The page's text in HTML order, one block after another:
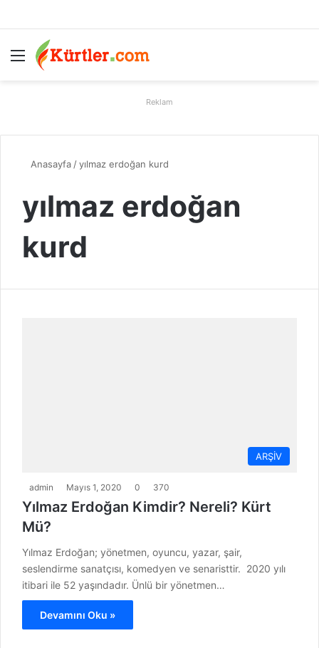
Menü
Reklam
Anasayfa /yılmaz erdoğan kurd
yılmaz erdoğan
kurd
ARŞİV
admin Mayıs 1, 2020 0 370
Yılmaz Erdoğan Kimdir? Nereli? Kürt
Mü?
Yılmaz Erdoğan; yönetmen, oyuncu, yazar, şair,
seslendirme sanatçısı, komedyen ve senaristtir. 2020 yılı
itibari ile 52 yaşındadır. Ünlü bir yönetmen…
Devamını Oku »